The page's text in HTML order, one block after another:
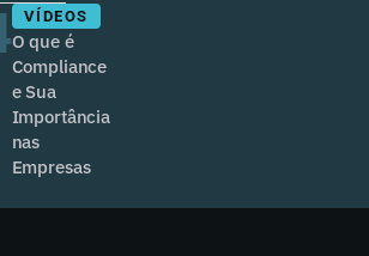
VÍDEOS
O que é
Compliance
e Sua
Importância
nas
Empresas